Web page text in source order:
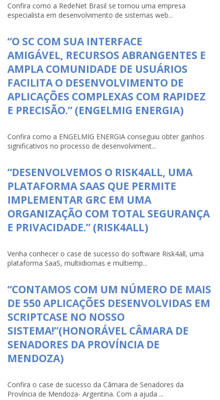
Confira como a RedeNet Brasil se tornou uma empresa
especialista em desenvolvimento de sistemas web...
“O SC COM SUA INTERFACE
AMIGÁVEL, RECURSOS ABRANGENTES E
AMPLA COMUNIDADE DE USUÁRIOS
FACILITA O DESENVOLVIMENTO DE
APLICAÇÕES COMPLEXAS COM RAPIDEZ
E PRECISÃO.” (ENGELMIG ENERGIA)
Confira como a ENGELMIG ENERGIA conseguiu obter ganhos
significativos no processo de desenvolviment...
“DESENVOLVEMOS O RISK4ALL, UMA
PLATAFORMA SAAS QUE PERMITE
IMPLEMENTAR GRC EM UMA
ORGANIZAÇÃO COM TOTAL SEGURANÇA
E PRIVACIDADE.” (RISK4ALL)
Venha conhecer o case de sucesso do software Risk4all, uma
plataforma SaaS, multiidiomas e multiemp...
“CONTAMOS COM UM NÚMERO DE MAIS
DE 550 APLICAÇÕES DESENVOLVIDAS EM
SCRIPTCASE NO NOSSO
SISTEMA!”(HONORÁVEL CÂMARA DE
SENADORES DA PROVÍNCIA DE
MENDOZA)
Confira o case de sucesso da Câmara de Senadores da
Província de Mendoza- Argentina. Com a ajuda ...